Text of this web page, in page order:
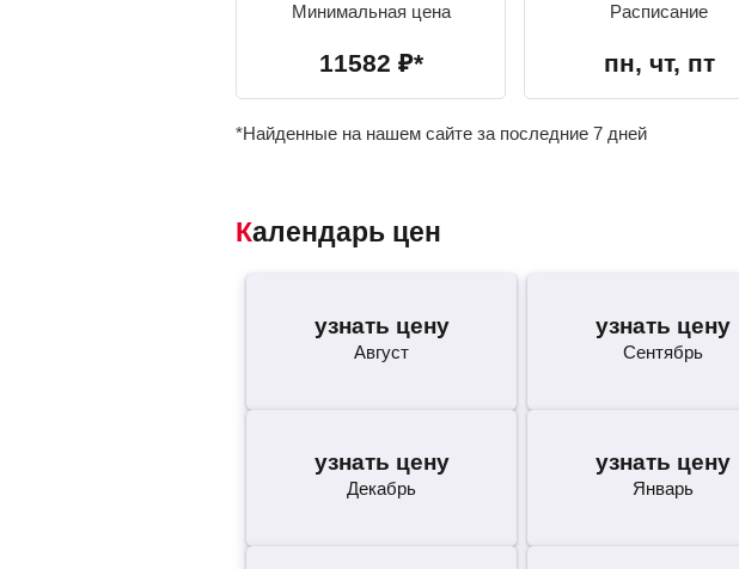
Минимальная цена
11582 ₽*
Расписание
пн, чт, пт
*Найденные на нашем сайте за последние 7 дней
Календарь цен
узнать цену
Август
узнать цену
Сентябрь
узнать цену
Декабрь
узнать цену
Январь